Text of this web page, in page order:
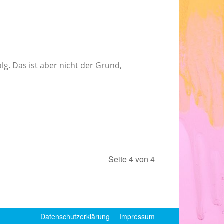
Das ist aber nicht der Grund,
Seite 4 von 4
Datenschutzerklärung Impressum